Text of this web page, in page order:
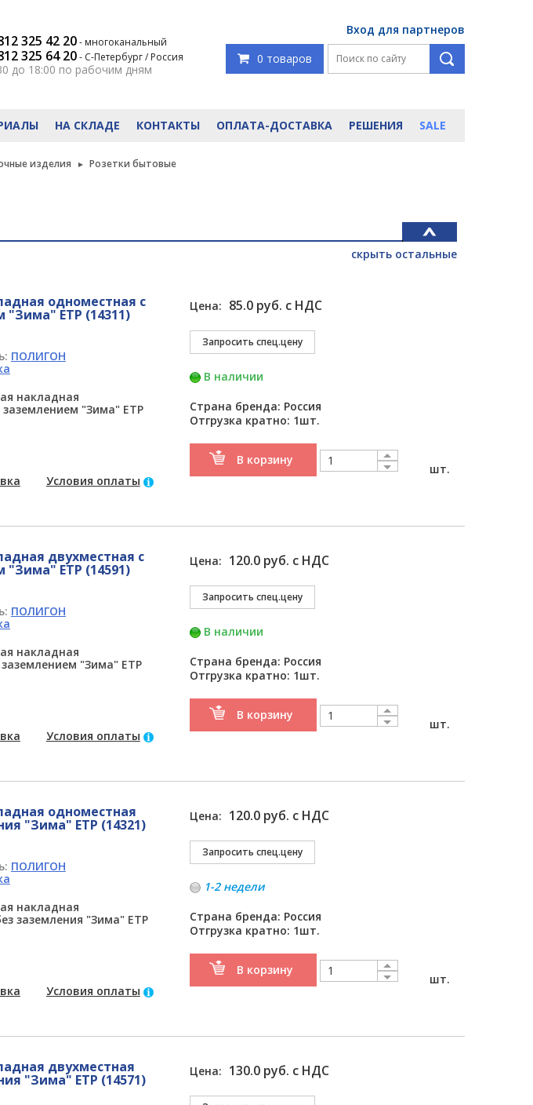
325 42 20- многоканальный
325 64 20- С-Петербург / Россия
до 18:00 по рабочим дням
Вход для партнеров
0 товаров
НА СКЛАДЕ КОНТАКТЫ ОПЛАТА-ДОСТАВКА РЕШЕНИЯ SALE
изделия Розетки бытовые
скрыть остальные
одноместная с
ETP (14311)
ПОЛИГОН
накладная
"Зима" ETP
Условия оплаты
Цена: 85.0 руб. с НДС
В наличии
Страна бренда: Россия
Отгрузка кратно: 1шт.
В корзину
шт.
двухместная с
ETP (14591)
ПОЛИГОН
накладная
"Зима" ETP
Условия оплаты
Цена: 120.0 руб. с НДС
В наличии
Страна бренда: Россия
Отгрузка кратно: 1шт.
В корзину
шт.
одноместная
"Зима" ETP (14321)
ПОЛИГОН
накладная
заземления "Зима" ETP
Условия оплаты
Цена: 120.0 руб. с НДС
1-2 недели
Страна бренда: Россия
Отгрузка кратно: 1шт.
В корзину
шт.
двухместная
"Зима" ETP (14571)
Цена: 130.0 руб. с НДС